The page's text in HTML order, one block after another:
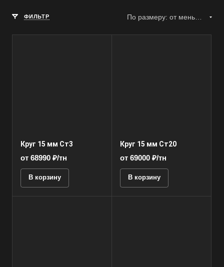
ФИЛЬТР
Круг 15 мм Ст3
от 68990 ₽/тн
В корзину
Круг 15 мм Ст20
от 69000 ₽/тн
В корзину